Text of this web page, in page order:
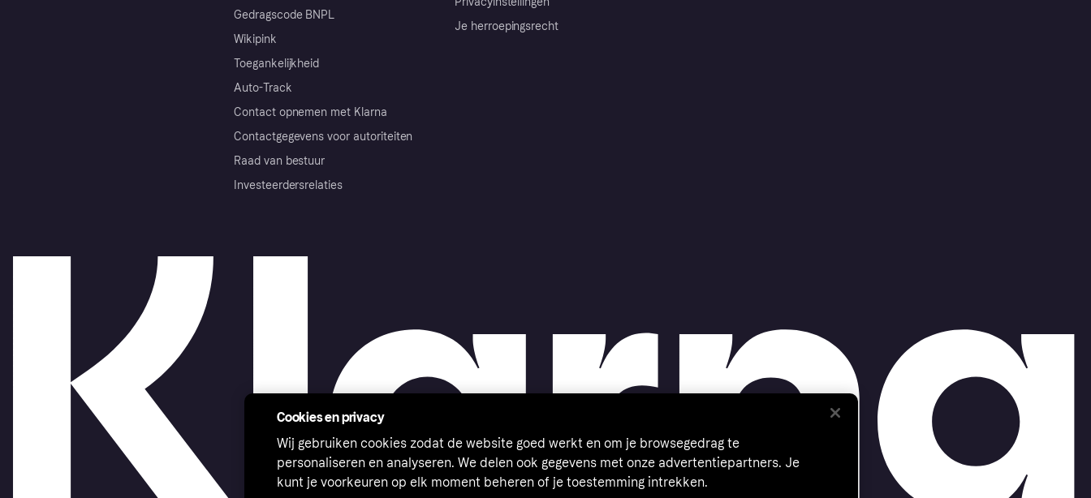
Gedragscode BNPL
Wikipink
Toegankelijkheid
Auto-Track
Contact opnemen met Klarna
Contactgegevens voor autoriteiten
Raad van bestuur
Investeerdersrelaties
Je herroepingsrecht
Cookies en privacy
Wij gebruiken cookies zodat de website goed werkt en om je browsegedrag te
personaliseren en analyseren. We delen ook gegevens met onze advertentiepartners. Je
kunt je voorkeuren op elk moment beheren of je toestemming intrekken.